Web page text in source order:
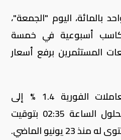
بالمائة، اليوم "الجمعة"،
أسبوعية في خمسة
المستثمرين برفع أسعار
وصعد الذهب في المعاملات الفورية 1.4 % إلى
4179.94 دولار للأوقية بحلول الساعة 02:35 بتوقيت
يونيو الماضي.